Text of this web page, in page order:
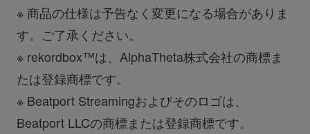
※ 商品の仕様は予告なく変更になる場合がありま
す。ご了承ください。
※ rekordbox™は、AlphaTheta株式会社の商標ま
たは登録商標です。
※ Beatport Streamingおよびそのロゴは、
Beatport LLCの商標または登録商標です。